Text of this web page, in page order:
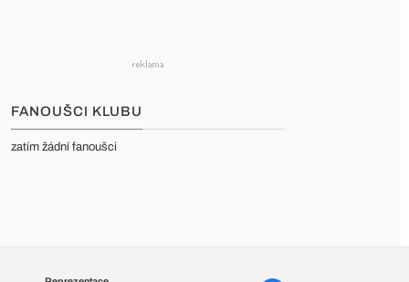
FANOUŠCI KLUBU
zatím žádní fanoušci